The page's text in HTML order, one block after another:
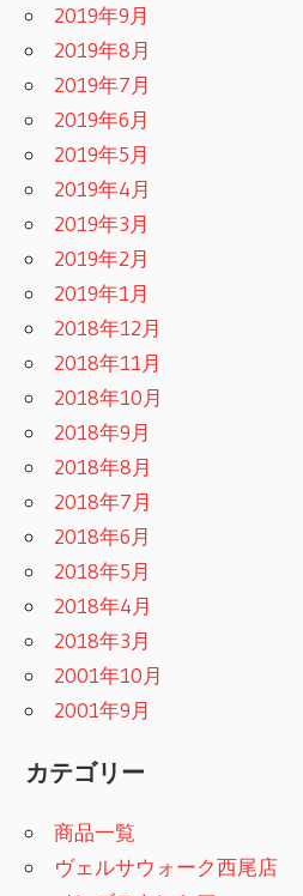
2019年9月
2019年8月
2019年7月
2019年6月
2019年5月
2019年4月
2019年3月
2019年2月
2019年1月
2018年12月
2018年11月
2018年10月
2018年9月
2018年8月
2018年7月
2018年6月
2018年5月
2018年4月
2018年3月
2001年10月
2001年9月
カテゴリー
商品一覧
ヴェルサウォーク西尾店